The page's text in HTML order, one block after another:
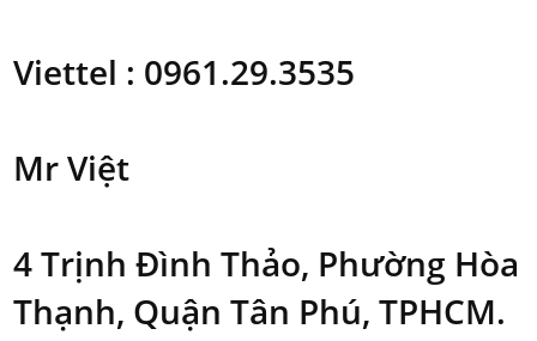
Viettel : 0961.29.3535
Mr Việt
4 Trịnh Đình Thảo, Phường Hòa
Thạnh, Quận Tân Phú, TPHCM.